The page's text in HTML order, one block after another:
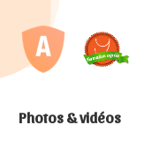
Photos & vidéos